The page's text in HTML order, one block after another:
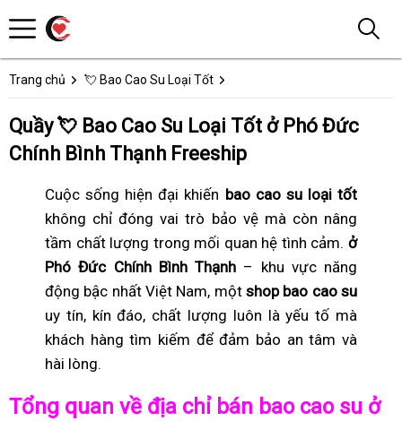
Trang chủ 💘 Bao Cao Su Loại Tốt
Quầy 💘 Bao Cao Su Loại Tốt ở Phó Đức
Chính Bình Thạnh Freeship
Cuộc sống hiện đại khiến bao cao su loại tốt
không chỉ đóng vai trò bảo vệ mà còn nâng
tầm chất lượng trong mối quan hệ tình cảm. ở
Phó Đức Chính Bình Thạnh – khu vực năng
động bậc nhất Việt Nam, một shop bao cao su
uy tín, kín đáo, chất lượng luôn là yếu tố mà
khách hàng tìm kiếm để đảm bảo an tâm và
hài lòng.
Tổng quan về địa chỉ bán bao cao su ở